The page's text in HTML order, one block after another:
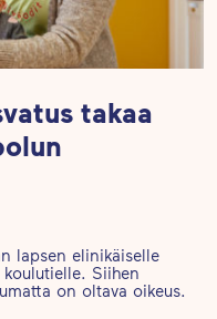
takaa
lapsen elinikäiselle
Siihen
on oltava oikeus.